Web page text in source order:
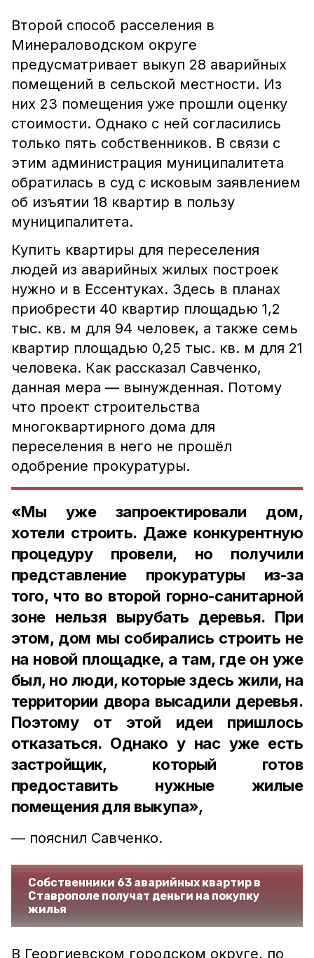
Второй способ расселения в
Минераловодском округе
предусматривает выкуп 28 аварийных
помещений в сельской местности. Из
них 23 помещения уже прошли оценку
стоимости. Однако с ней согласились
только пять собственников. В связи с
этим администрация муниципалитета
обратилась в суд с исковым заявлением
об изъятии 18 квартир в пользу
муниципалитета.
Купить квартиры для переселения
людей из аварийных жилых построек
нужно и в Ессентуках. Здесь в планах
приобрести 40 квартир площадью 1,2
тыс. кв. м для 94 человек, а также семь
квартир площадью 0,25 тыс. кв. м для 21
человека. Как рассказал Савченко,
данная мера — вынужденная. Потому
что проект строительства
многоквартирного дома для
переселения в него не прошёл
одобрение прокуратуры.
«Мы уже запроектировали дом,
хотели строить. Даже конкурентную
процедуру провели, но получили
представление прокуратуры из-за
того, что во второй горно-санитарной
зоне нельзя вырубать деревья. При
этом, дом мы собирались строить не
на новой площадке, а там, где он уже
был, но люди, которые здесь жили, на
территории двора высадили деревья.
Поэтому от этой идеи пришлось
отказаться. Однако у нас уже есть
застройщик, который готов
предоставить нужные жилые
помещения для выкупа»,
— пояснил Савченко.
Собственники 63 аварийных квартир в
Ставрополе получат деньги на покупку
жилья
В Георгиевском городском округе, по